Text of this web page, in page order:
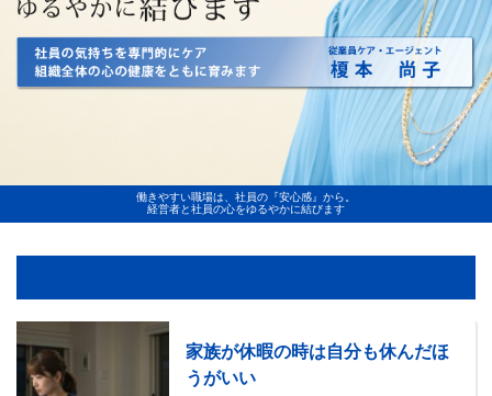
働きやすい職場は、社員の『安心感』から。
経営者と社員の心をゆるやかに結びます
家族が休暇の時は自分も休んだほ
うがいい